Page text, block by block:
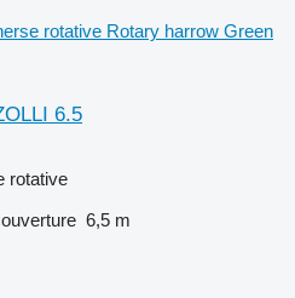
rotative Rotary harrow Green
6.5
rotative
6,5 m